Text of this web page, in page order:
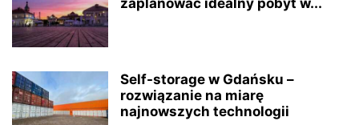
zaplanować idealny pobyt w...
Self-storage w Gdańsku –
rozwiązanie na miarę
najnowszych technologii